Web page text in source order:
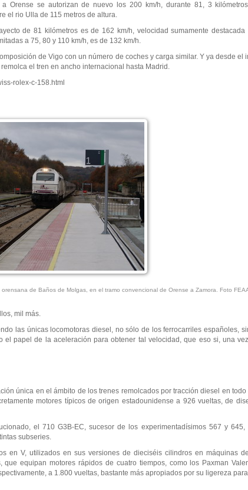
Orense se autorizan de nuevo los 200 km/h, durante 81, 3
el rio Ulla de 115 metros de altura.
de 81 kilómetros es de 162 km/h, velocidad sumamente
a 75, 80 y 110 km/h, es de 132 km/h.
de Vigo con un número de coches y carga similar. Y ya desde
el tren en ancho internacional hasta Madrid.
rolex-c-158.html
de Baños de Molgas, en el tramo convencional de Orense a Zamora. Foto
mil más.
las únicas locomotoras diesel, no sólo de los ferrocarriles españoles,
el papel de la aceleración para obtener tal velocidad, que eso si, una
única en el ámbito de los trenes remolcados por tracción diesel en
motores típicos de origen estadounidense a 926 vueltas, de
el 710 G3B-EC, sucesor de los experimentadísimos 567 y
subseries.
en V, utilizados en sus versiones de dieciséis cilindros en máquinas
que equipan motores rápidos de cuatro tiempos, como los Paxman
a 1.800 vueltas, bastante más apropiados por su ligereza